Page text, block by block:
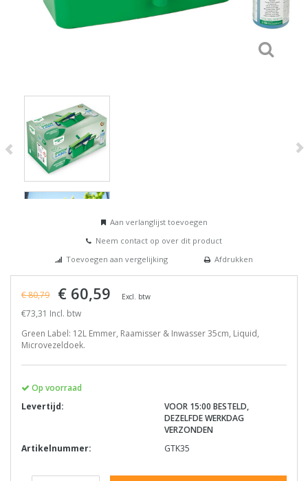
Aan verlanglijst toevoegen
Neem contact op over dit product
Toevoegen aan vergelijking
Afdrukken
€ 80,79 € 60,59 Excl. btw
€73,31 Incl. btw
Green Label: 12L Emmer, Raamisser & Inwasser 35cm, Liquid,
Microvezeldoek.
Op voorraad
Levertijd:
VOOR 15:00 BESTELD,
DEZELFDE WERKDAG
VERZONDEN
Artikelnummer:
GTK35